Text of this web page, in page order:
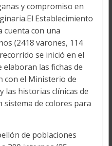
y compromiso en
Establecimiento
cuenta con una
(2418 varones, 114
se inició en el
elaboran las fichas de
con el Ministerio de
las historias clínicas de
de colores para
de poblaciones